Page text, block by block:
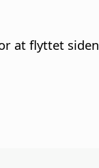
at flyttet siden